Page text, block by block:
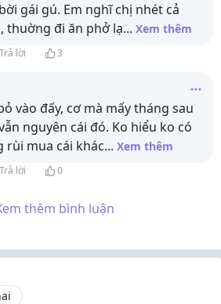
gái gú. Em nghĩ chị nhét cả
thuờng đi ăn phở lạ... Xem thêm
Trả lời 3
vào đấy, cơ mà mấy tháng sau
nguyên cái đó. Ko hiểu ko có
rùi mua cái khác... Xem thêm
Trả lời 0
thêm bình luận